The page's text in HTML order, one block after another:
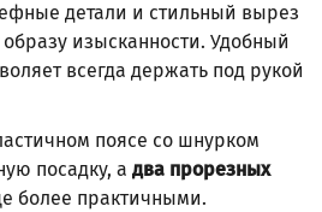
детали и стильный вырез
изысканности. Удобный
всегда держать под рукой
поясе со шнурком
посадку, а два прорезных
более практичными.